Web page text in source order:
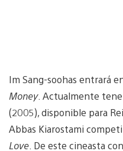
Im Sang-soohas entrará
Money. Actualmente
(2005), disponible para
Abbas Kiarostami
Love . De este cineasta